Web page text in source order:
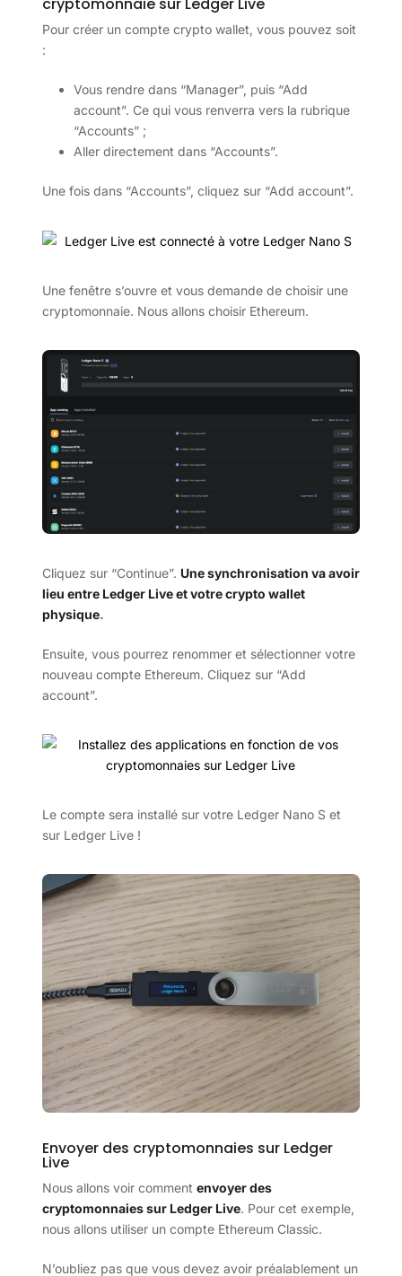
Pour créer un compte crypto wallet, vous pouvez soit
:
Vous rendre dans “Manager”, puis “Add
account”. Ce qui vous renverra vers la rubrique
“Accounts” ;
Aller directement dans “Accounts”.
Une fois dans “Accounts”, cliquez sur “Add account”.
Une fenêtre s’ouvre et vous demande de choisir une
cryptomonnaie. Nous allons choisir Ethereum.
Cliquez sur “Continue”. Une synchronisation va avoir
lieu entre Ledger Live et votre crypto wallet
physique.
Ensuite, vous pourrez renommer et sélectionner votre
nouveau compte Ethereum. Cliquez sur “Add
account”.
Le compte sera installé sur votre Ledger Nano S et
sur Ledger Live !
Envoyer des cryptomonnaies sur Ledger
Live
Nous allons voir comment envoyer des
cryptomonnaies sur Ledger Live. Pour cet exemple,
nous allons utiliser un compte Ethereum Classic.
N’oubliez pas que vous devez avoir préalablement un